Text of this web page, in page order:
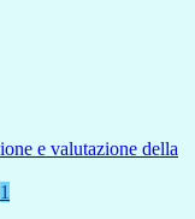
e valutazione della
1